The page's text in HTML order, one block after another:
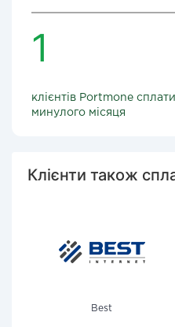
1
клієнтів Portmone
минулого місяця
Клієнти також
Best